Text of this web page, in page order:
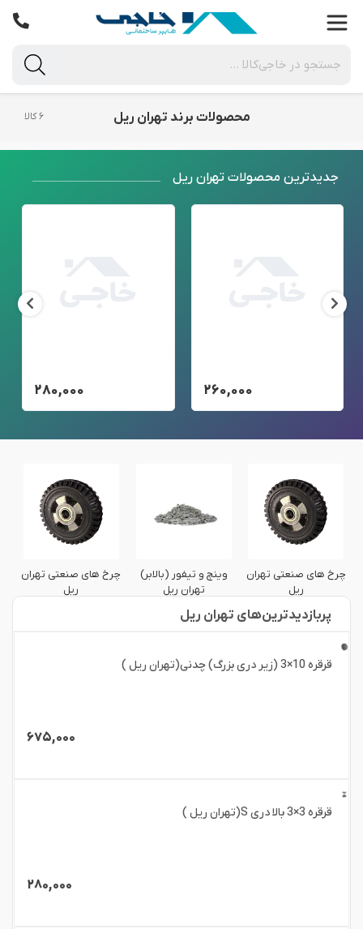
محصولات برند تهران ریل ۶ کالا
جدید‌ترین محصولات تهران ریل
۲۶۰,۰۰۰ ۲۸۰,۰۰۰
چرخ های صنعتی تهران
ریل
وینچ و تیفور (بالابر)
تهران ریل
چرخ های صنعتی تهران
ریل
پربازدید‌ترین‌های تهران ریل
قرقره 10×3 (زیر دری بزرگ) چدنی(تهران ریل )
۶۷۵,۰۰۰
قرقره 3×3 بالا دری S(تهران ریل )
۲۸۰,۰۰۰